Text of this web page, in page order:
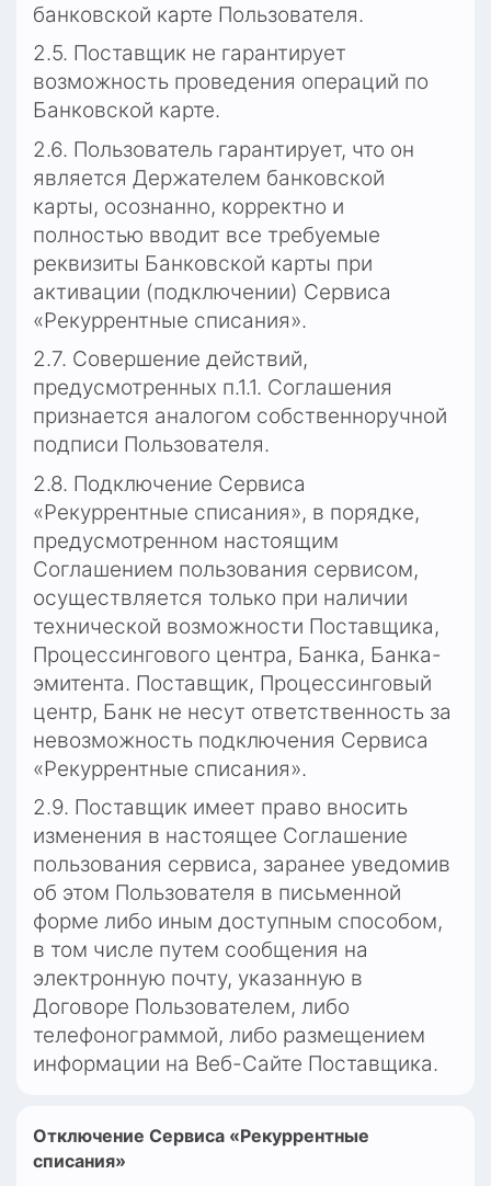
банковской карте Пользователя.
2.5. Поставщик не гарантирует
возможность проведения операций по
Банковской карте.
2.6. Пользователь гарантирует, что он
является Держателем банковской
карты, осознанно, корректно и
полностью вводит все требуемые
реквизиты Банковской карты при
активации (подключении) Сервиса
«Рекуррентные списания».
2.7. Совершение действий,
предусмотренных п.1.1. Соглашения
признается аналогом собственноручной
подписи Пользователя.
2.8. Подключение Сервиса
«Рекуррентные списания», в порядке,
предусмотренном настоящим
Соглашением пользования сервисом,
осуществляется только при наличии
технической возможности Поставщика,
Процессингового центра, Банка, Банка-
эмитента. Поставщик, Процессинговый
центр, Банк не несут ответственность за
невозможность подключения Сервиса
«Рекуррентные списания».
2.9. Поставщик имеет право вносить
изменения в настоящее Соглашение
пользования сервиса, заранее уведомив
об этом Пользователя в письменной
форме либо иным доступным способом,
в том числе путем сообщения на
электронную почту, указанную в
Договоре Пользователем, либо
телефонограммой, либо размещением
информации на Веб-Сайте Поставщика.
Отключение Сервиса «Рекуррентные
списания»